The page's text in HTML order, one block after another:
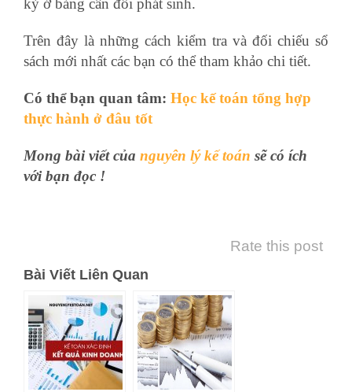
kỳ ở bảng cân đối phát sinh.
Trên đây là những cách kiểm tra và đối chiếu sổ
sách mới nhất các bạn có thể tham khảo chi tiết.
Có thể bạn quan tâm: Học kế toán tổng hợp
thực hành ở đâu tốt
Mong bài viết của nguyên lý kế toán sẽ có ích
với bạn đọc !
Rate this post
Bài Viết Liên Quan